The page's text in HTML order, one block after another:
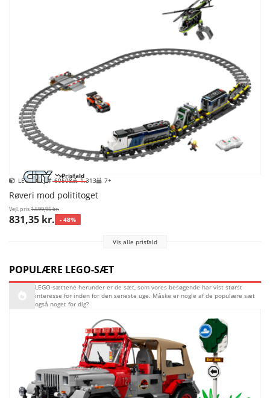
Prisfald
LEGO City 60508 1.313 7+
Røveri mod polititoget
Vejl. pris1.599,95 kr.
831,35 kr. - 48%
Vis alle prisfald
POPULÆRE LEGO-SÆT
LEGO-sættene herunder er de sæt, som vores besøgende har vist størst
interesse for inden for den seneste uge. Måske er nogle af de populære sæt
også noget for dig?